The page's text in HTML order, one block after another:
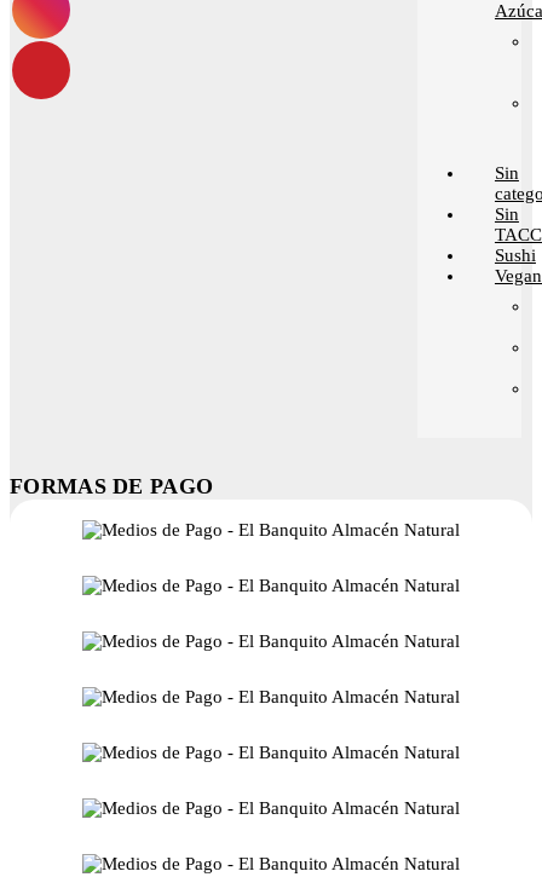
Sin
Sin
TACC
Sushi
FORMAS DE PAGO